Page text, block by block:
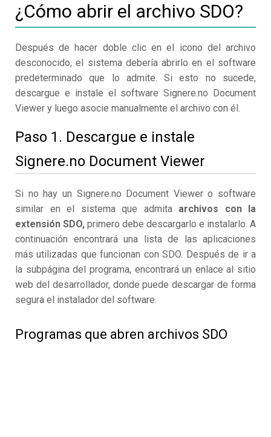
¿Cómo abrir el archivo SDO?
Después de hacer doble clic en el icono del archivo
desconocido, el sistema debería abrirlo en el software
predeterminado que lo admite. Si esto no sucede,
descargue e instale el software Signere.no Document
Viewer y luego asocie manualmente el archivo con él.
Paso 1. Descargue e instale
Signere.no Document Viewer
Si no hay un Signere.no Document Viewer o software
similar en el sistema que admita archivos con la
extensión SDO, primero debe descargarlo e instalarlo. A
continuación encontrará una lista de las aplicaciones
más utilizadas que funcionan con SDO. Después de ir a
la subpágina del programa, encontrará un enlace al sitio
web del desarrollador, donde puede descargar de forma
segura el instalador del software.
Programas que abren archivos SDO